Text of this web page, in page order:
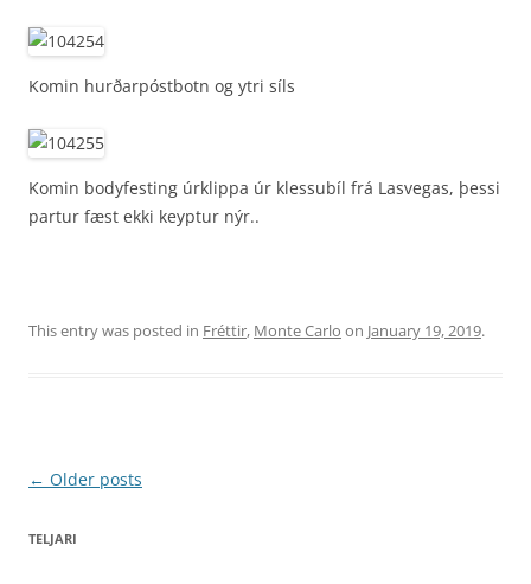
Komin hurðarpóstbotn og ytri síls
Komin bodyfesting úrklippa úr klessubíl frá Lasvegas, þessi
partur fæst ekki keyptur nýr..
This entry was posted in Fréttir, Monte Carlo on January 19, 2019.
Post
← Older posts
TELJARI